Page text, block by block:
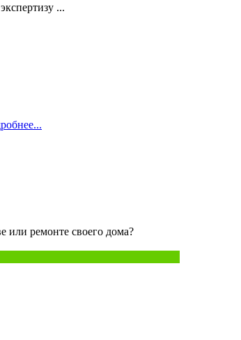
...
или ремонте своего дома?